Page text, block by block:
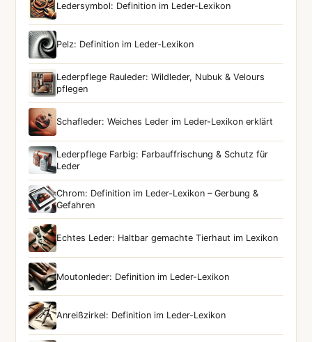
Ledersymbol: Definition im Leder-Lexikon
Pelz: Definition im Leder-Lexikon
Lederpflege Rauleder: Wildleder, Nubuk & Velours
pflegen
Schafleder: Weiches Leder im Leder-Lexikon erklärt
Lederpflege Farbig: Farbauffrischung & Schutz für
Leder
Chrom: Definition im Leder-Lexikon – Gerbung &
Gefahren
Echtes Leder: Haltbar gemachte Tierhaut im Lexikon
Moutonleder: Definition im Leder-Lexikon
Anreißzirkel: Definition im Leder-Lexikon